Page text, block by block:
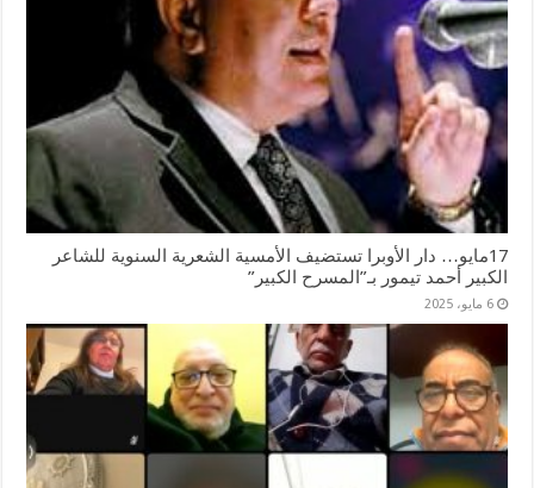
17مايو… دار الأوبرا تستضيف الأمسية الشعرية السنوية للشاعر
الكبير أحمد تيمور بـ”المسرح الكبير”
6 مايو، 2025